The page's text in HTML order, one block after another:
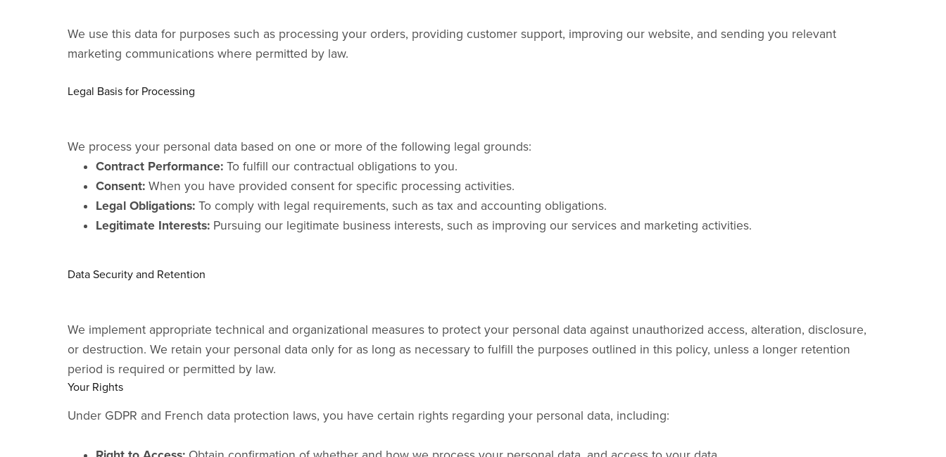
We use this data for purposes such as processing your orders, providing customer support, improving our website, and sending you relevant
marketing communications where permitted by law.
Legal Basis for Processing
We process your personal data based on one or more of the following legal grounds:
Contract Performance:To fulfill our contractual obligations to you.
Consent:When you have provided consent for specific processing activities.
Legal Obligations:To comply with legal requirements, such as tax and accounting obligations.
Legitimate Interests:Pursuing our legitimate business interests, such as improving our services and marketing activities.
Data Security and Retention
We implement appropriate technical and organizational measures to protect your personal data against unauthorized access, alteration, disclosure,
or destruction. We retain your personal data only for as long as necessary to fulfill the purposes outlined in this policy, unless a longer retention
period is required or permitted by law.
Your Rights
Under GDPR and French data protection laws, you have certain rights regarding your personal data, including: